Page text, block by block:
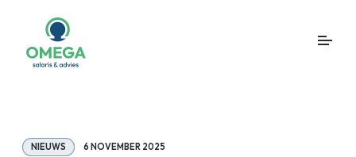
NIEUWS 6 NOVEMBER 2025